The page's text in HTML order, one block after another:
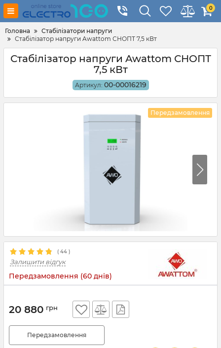
0
Головна
Стабілізатори напруги
Стабілізатор напруги Awattom СНОПТ 7,5 кВт
Стабілізатор напруги Awattom СНОПТ
7,5 кВт
Артикул: 00-00016219
Передзамовлення
( 44 )
Залишити відгук
Передзамовлення (60 днів)
20 880 грн
Передзамовлення